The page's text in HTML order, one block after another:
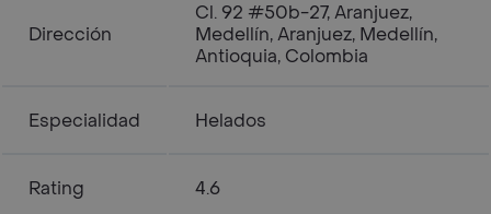
Dirección
Cl. 92 #50b-27, Aranjuez,
Medellín, Aranjuez, Medellín,
Antioquia, Colombia
Especialidad Helados
Rating 4.6